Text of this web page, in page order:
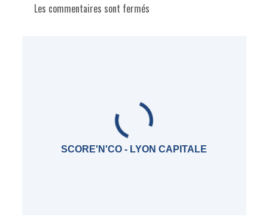
Les commentaires sont fermés
SCORE'N'CO - LYON CAPITALE